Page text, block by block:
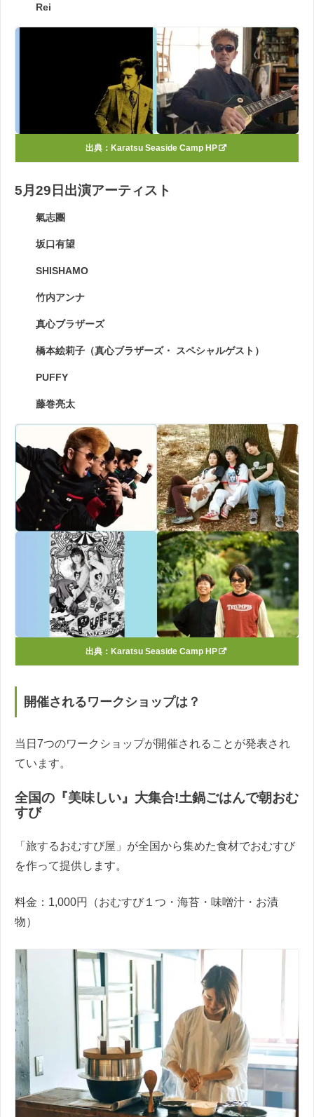
Rei
出典： Karatsu Seaside Camp HP
5月29日出演アーティスト
氣志團
坂口有望
SHISHAMO
竹内アンナ
真心ブラザーズ
橋本絵莉子（真心ブラザーズ・ スペシャルゲスト）
PUFFY
藤巻亮太
出典： Karatsu Seaside Camp HP
開催されるワークショップは？
当日7つのワークショップが開催されることが発表され
ています。
全国の『美味しい』大集合!土鍋ごはんで朝おむ
すび
「旅するおむすび屋」が全国から集めた食材でおむすび
を作って提供します。
料金：1,000円（おむすび１つ・海苔・味噌汁・お漬
物）